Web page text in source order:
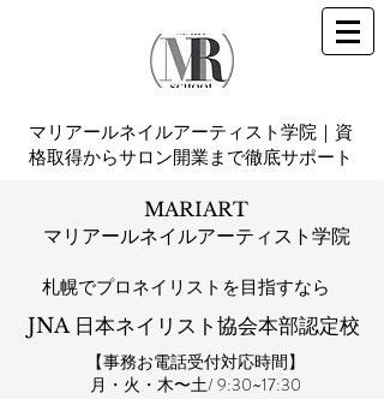
マリアールネイルアーティスト学院｜資
格取得からサロン開業まで徹底サポート
MARIART
マリアールネイルアーティスト学院
札幌​でプロネイリストを目指すなら
JNA 日本ネイリスト協会本部認定校
【事務お電話受付対応時間】
​月・火・木〜土/ 9:30~17:30